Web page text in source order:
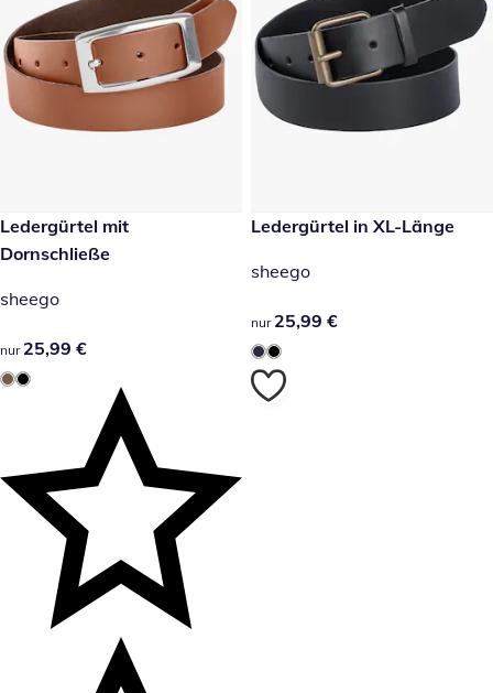
25,99 €
Ledergürtel mit
Dornschließe
sheego
25,99 €
nur 25,99 €
25,99 €
Ledergürtel in XL-Länge
sheego
25,99 €
nur 25,99 €